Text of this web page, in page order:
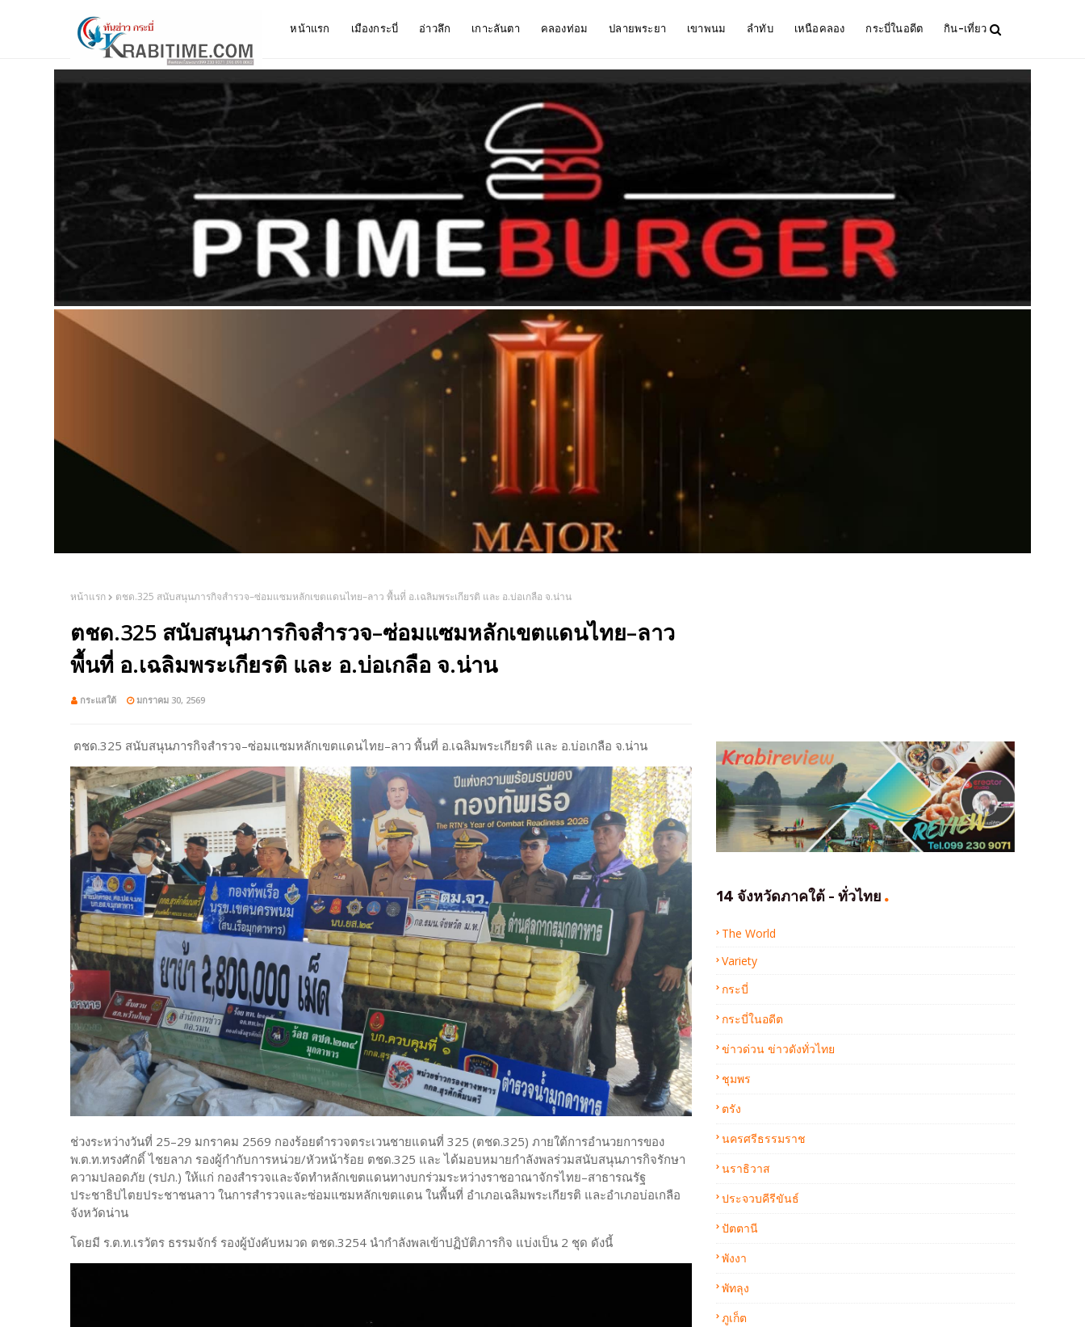
หน้าแรก เมืองกระบี่ อ่าวลึก เกาะลันตา คลองท่อม ปลายพระยา เขาพนม ลำทับ เหนือคลอง กระบี่ในอดีต กิน-เที่ยว
หน้าแรก ตชด.325 สนับสนุนภารกิจสำรวจ–ซ่อมแซมหลักเขตแดนไทย–ลาว พื้นที่ อ.เฉลิมพระเกียรติ และ อ.บ่อเกลือ จ.น่าน
ตชด.325 สนับสนุนภารกิจสำรวจ–ซ่อมแซมหลักเขตแดนไทย–ลาว
พื้นที่ อ.เฉลิมพระเกียรติ และ อ.บ่อเกลือ จ.น่าน
กระแสใต้ มกราคม 30, 2569
ตชด.325 สนับสนุนภารกิจสำรวจ–ซ่อมแซมหลักเขตแดนไทย–ลาว พื้นที่ อ.เฉลิมพระเกียรติ และ อ.บ่อเกลือ จ.น่าน
ช่วงระหว่างวันที่ 25–29 มกราคม 2569 กองร้อยตำรวจตระเวนชายแดนที่ 325 (ตชด.325) ภายใต้การอำนวยการของ
พ.ต.ท.ทรงศักดิ์ ไชยลาภ รองผู้กำกับการหน่วย/หัวหน้าร้อย ตชด.325 และ ได้มอบหมายกำลังพลร่วมสนับสนุนภารกิจรักษา
ความปลอดภัย (รปภ.) ให้แก่ กองสำรวจและจัดทำหลักเขตแดนทางบกร่วมระหว่างราชอาณาจักรไทย–สาธารณรัฐ
ประชาธิปไตยประชาชนลาว ในการสำรวจและซ่อมแซมหลักเขตแดน ในพื้นที่ อำเภอเฉลิมพระเกียรติ และอำเภอบ่อเกลือ
จังหวัดน่าน
โดยมี ร.ต.ท.เรวัตร ธรรมจักร์ รองผู้บังคับหมวด ตชด.3254 นำกำลังพลเข้าปฏิบัติภารกิจ แบ่งเป็น 2 ชุด ดังนี้
14 จังหวัดภาคใต้ - ทั่วไทย
The World
Variety
กระบี่
กระบี่ในอดีต
ข่าวด่วน ข่าวดังทั่วไทย
ชุมพร
ตรัง
นครศรีธรรมราช
นราธิวาส
ประจวบคีรีขันธ์
ปัตตานี
พังงา
พัทลุง
ภูเก็ต